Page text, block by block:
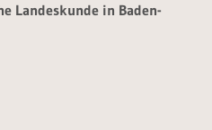
Landeskunde in Baden-